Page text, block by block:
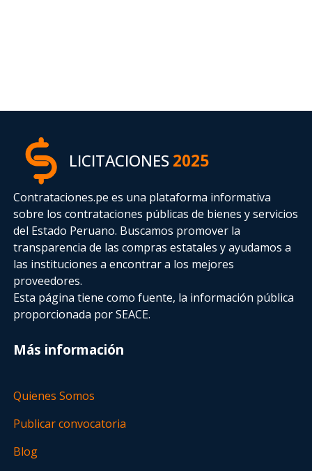
LICITACIONES2025
Contrataciones.pe es una plataforma informativa
sobre los contrataciones públicas de bienes y servicios
del Estado Peruano. Buscamos promover la
transparencia de las compras estatalesy ayudamos a
las instituciones a encontrar a los mejores
proveedores.
Esta página tiene como fuente, la información pública
proporcionada por SEACE.
Más información
Quienes Somos
Publicar convocatoria
Blog